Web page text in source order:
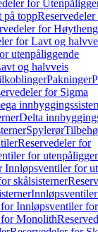
for
på topp
for
for Lavt og
utenpåliggende
og halvveis
Pakninger
for Sigma
Delta
Spylerør
Reservedeler for
for
Innløpsventiler for
skålsisterner
Innløpsventiler
Monolith